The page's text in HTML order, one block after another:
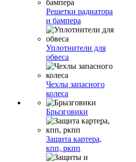
Решетки радиатора
и бампера
Уплотнители для
обвеса
Чехлы запасного
колеса
Брызговики
Защита картера,
кпп, ркпп